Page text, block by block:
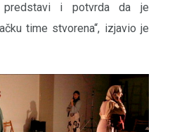
i potvrda da je
time stvorena“, izjavio je